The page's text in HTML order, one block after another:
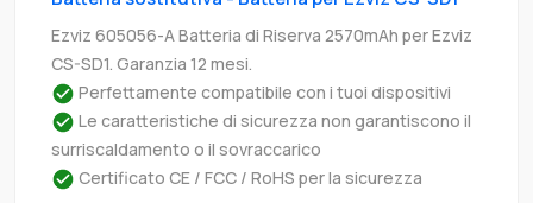
Ezviz 605056-A Batteria di Riserva 2570mAh per Ezviz
CS-SD1. Garanzia 12 mesi.
Perfettamente compatibile con i tuoi dispositivi
Le caratteristiche di sicurezza non garantiscono il
surriscaldamento o il sovraccarico
Certificato CE / FCC / RoHS per la sicurezza